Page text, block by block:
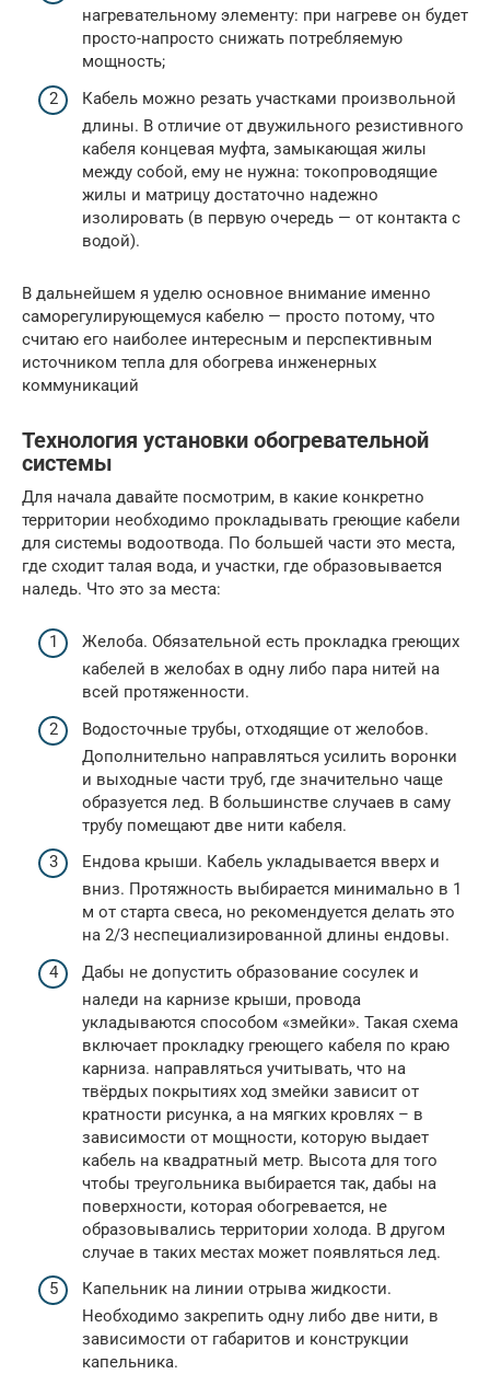
нагревательному элементу: при нагреве он будет
просто-напросто снижать потребляемую
мощность;
Кабель можно резать участками произвольной
длины. В отличие от двужильного резистивного
кабеля концевая муфта, замыкающая жилы
между собой, ему не нужна: токопроводящие
жилы и матрицу достаточно надежно
изолировать (в первую очередь — от контакта с
водой).
В дальнейшем я уделю основное внимание именно
саморегулирующемуся кабелю — просто потому, что
считаю его наиболее интересным и перспективным
источником тепла для обогрева инженерных
коммуникаций
Технология установки обогревательной
системы
Для начала давайте посмотрим, в какие конкретно
территории необходимо прокладывать греющие кабели
для системы водоотвода. По большей части это места,
где сходит талая вода, и участки, где образовывается
наледь. Что это за места:
Желоба. Обязательной есть прокладка греющих
кабелей в желобах в одну либо пара нитей на
всей протяженности.
Водосточные трубы, отходящие от желобов.
Дополнительно направляться усилить воронки
и выходные части труб, где значительно чаще
образуется лед. В большинстве случаев в саму
трубу помещают две нити кабеля.
Ендова крыши. Кабель укладывается вверх и
вниз. Протяжность выбирается минимально в 1
м от старта свеса, но рекомендуется делать это
на 2/3 неспециализированной длины ендовы.
Дабы не допустить образование сосулек и
наледи на карнизе крыши, провода
укладываются способом «змейки». Такая схема
включает прокладку греющего кабеля по краю
карниза. направляться учитывать, что на
твёрдых покрытиях ход змейки зависит от
кратности рисунка, а на мягких кровлях – в
зависимости от мощности, которую выдает
кабель на квадратный метр. Высота для того
чтобы треугольника выбирается так, дабы на
поверхности, которая обогревается, не
образовывались территории холода. В другом
случае в таких местах может появляться лед.
Капельник на линии отрыва жидкости.
Необходимо закрепить одну либо две нити, в
зависимости от габаритов и конструкции
капельника.